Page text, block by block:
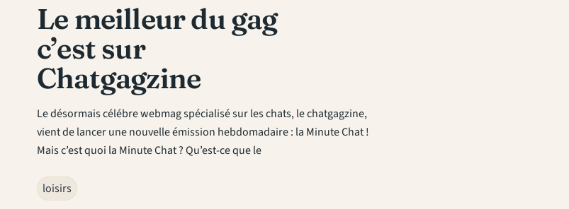
Le meilleur du gag
c’est sur
Chatgagzine
Le désormais célébre webmag spécialisé sur les chats, le chatgagzine,
vient de lancer une nouvelle émission hebdomadaire : la Minute Chat !
Mais c’est quoi la Minute Chat ? Qu’est-ce que le
loisirs